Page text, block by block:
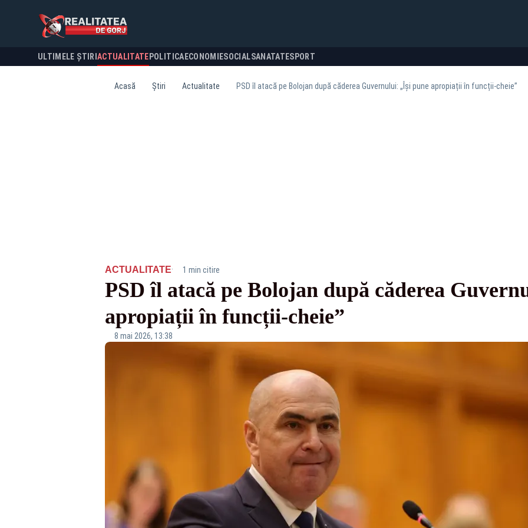
ULTIMELE ȘTIRI ACTUALITATE POLITICA ECONOMIESOCIALSANATATESPORT
Acasă Știri Actualitate PSD îl atacă pe Bolojan după căderea Guvernului: „Își pune apropiații în funcții-cheie”
ACTUALITATE· 1 min citire
PSD îl atacă pe Bolojan după căderea
apropiații în funcții-cheie”
8 mai 2026, 13:38